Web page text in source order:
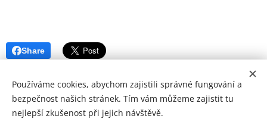
Share
Používáme cookies, abychom zajistili správné fungování a
bezpečnost našich stránek. Tím vám můžeme zajistit tu
nejlepší zkušenost při jejich návštěvě.